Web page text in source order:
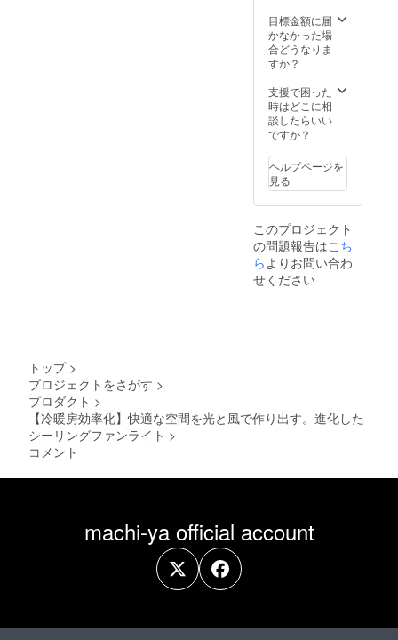
目標金額に届
かなかった場
合どうなりま
すか？
支援で困った
時はどこに相
談したらいい
ですか？
ヘルプページを
見る
このプロジェクト
の問題報告はこち
ら よりお問い合わ
せください
トップ >
プロジェクトをさがす >
プロダクト >
【冷暖房効率化】快適な空間を光と風で作り出す。進化した
シーリングファンライト >
コメント
machi-ya official account